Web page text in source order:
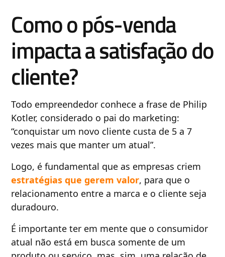
Como o pós-venda
impacta a satisfação do
cliente?
Todo empreendedor conhece a frase de Philip
Kotler, considerado o pai do marketing:
“conquistar um novo cliente custa de 5 a 7
vezes mais que manter um atual”.
Logo, é fundamental que as empresas criem
estratégias que gerem valor, para que o
relacionamento entre a marca e o cliente seja
duradouro.
É importante ter em mente que o consumidor
atual não está em busca somente de um